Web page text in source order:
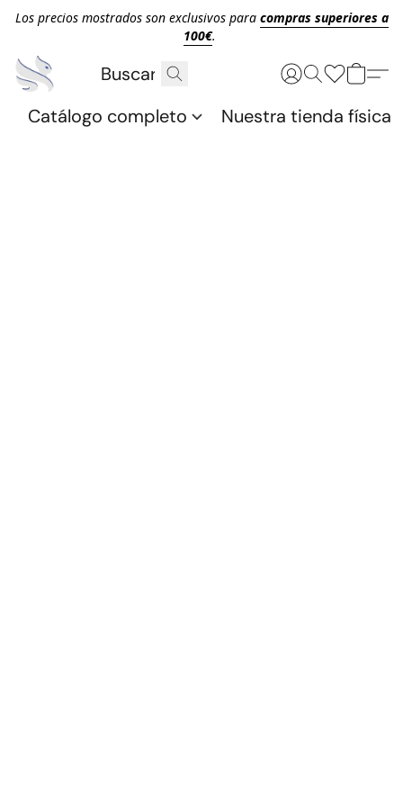
Los precios mostrados son exclusivos para compras superiores a
100€.
Catálogo completo Nuestra tienda física